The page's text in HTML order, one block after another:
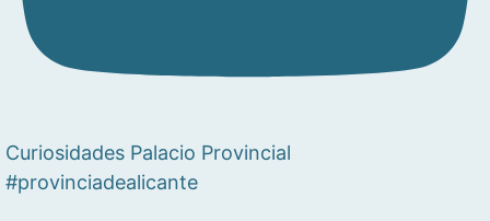
Curiosidades Palacio Provincial
#provinciadealicante